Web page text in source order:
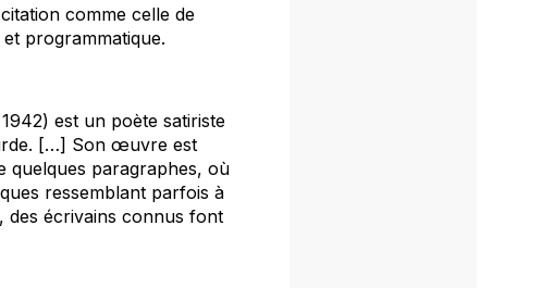
comme celle de
programmatique.
est un poète satiriste
[…] Son œuvre est
quelques paragraphes, où
ressemblant parfois à
des écrivains connus font